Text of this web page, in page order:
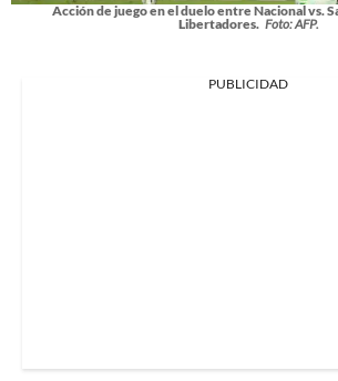
Acción de juego en el duelo entre Nacional vs.
Libertadores. Foto: AFP.
PUBLICIDAD